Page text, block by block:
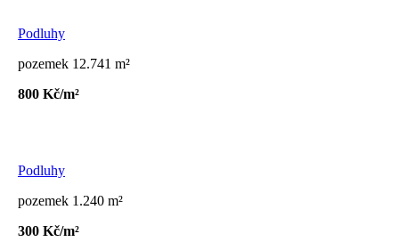
Podluhy
pozemek 12.741 m²
800 Kč/m²
Podluhy
pozemek 1.240 m²
300 Kč/m²